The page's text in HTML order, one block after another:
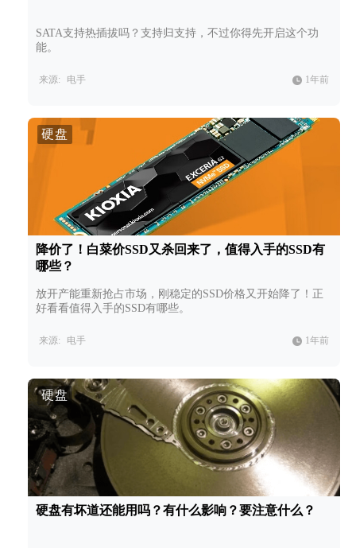
SATA支持热插拔吗？支持归支持，不过你得先开启这个功
能。
来源: 电手 1年前
硬盘
降价了！白菜价SSD又杀回来了，值得入手的SSD有
哪些？
放开产能重新抢占市场，刚稳定的SSD价格又开始降了！正
好看看值得入手的SSD有哪些。
来源: 电手 1年前
硬盘
硬盘有坏道还能用吗？有什么影响？要注意什么？